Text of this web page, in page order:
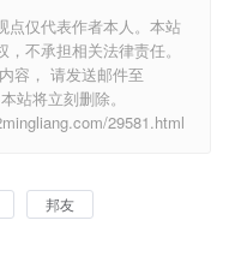
点仅代表作者本人。本站
不承担相关法律责任。
容， 请发送邮件至
站将立刻删除。
29581.html
邦友